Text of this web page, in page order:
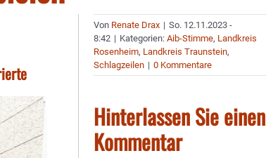
Von Renate Drax | So. 12.11.2023 -
8:42 | Kategorien:Aib-Stimme, Landkreis
Rosenheim, Landkreis Traunstein,
Schlagzeilen | 0 Kommentare
Hinterlassen Sie einen
Kommentar